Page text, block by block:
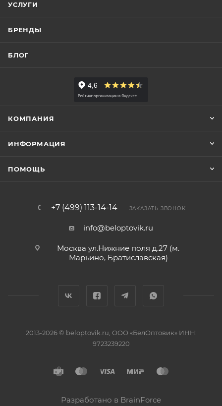
УСЛУГИ
БРЕНДЫ
БЛОГ
КОМПАНИЯ
ИНФОРМАЦИЯ
ПОМОЩЬ
+7 (499) 113-14-14 ЗАКАЗАТЬ ЗВОНОК
info@beloptovik.ru
Москва ул.Нижние поля д.27 (м.
Марьино, Братиславская)
2013-2026 © beloptovik.ru, ООО «БелОптовик» ИНН:
9723239220
Разработано в BrainForce